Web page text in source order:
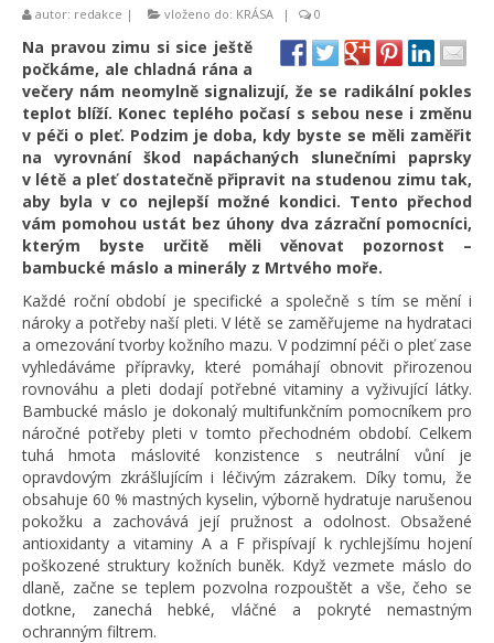
autor: redakce | vloženo do: KRÁSA | 0
Na pravou zimu si sice ještě
počkáme, ale chladná rána a
večery nám neomylně signalizují, že se radikální pokles
teplot blíží. Konec teplého počasí s sebou nese i změnu
v péči o pleť. Podzim je doba, kdy byste se měli zaměřit
na vyrovnání škod napáchaných slunečními paprsky
v létě a pleť dostatečně připravit na studenou zimu tak,
aby byla v co nejlepší možné kondici. Tento přechod
vám pomohou ustát bez úhony dva zázrační pomocníci,
kterým byste určitě měli věnovat pozornost –
bambucké máslo a minerály z Mrtvého moře.
Každé roční období je specifické a společně s tím se mění i
nároky a potřeby naší pleti. V létě se zaměřujeme na hydrataci
a omezování tvorby kožního mazu. V podzimní péči o pleť zase
vyhledáváme přípravky, které pomáhají obnovit přirozenou
rovnováhu a pleti dodají potřebné vitaminy a vyživující látky.
Bambucké máslo je dokonalý multifunkčním pomocníkem pro
náročné potřeby pleti v tomto přechodném období. Celkem
tuhá hmota máslovité konzistence s neutrální vůní je
opravdovým zkrášlujícím i léčivým zázrakem. Díky tomu, že
obsahuje 60 % mastných kyselin, výborně hydratuje narušenou
pokožku a zachovává její pružnost a odolnost. Obsažené
antioxidanty a vitaminy A a F přispívají k rychlejšímu hojení
poškozené struktury kožních buněk. Když vezmete máslo do
dlaně, začne se teplem pozvolna rozpouštět a vše, čeho se
dotkne, zanechá hebké, vláčné a pokryté nemastným
ochranným filtrem.